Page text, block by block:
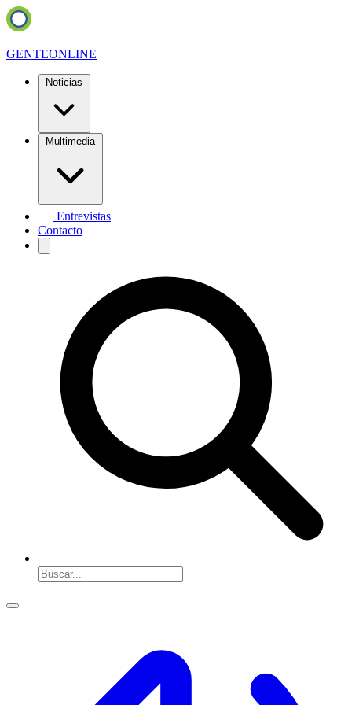
GENTEONLINE
Noticias
Multimedia
Entrevistas
Contacto